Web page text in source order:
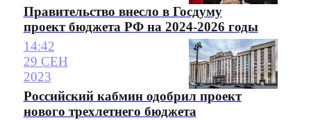
Правительство внесло в Госдуму
проект бюджета РФ на 2024-2026 годы
14:42
29 СЕН
2023
Российский кабмин одобрил проект
нового трехлетнего бюджета